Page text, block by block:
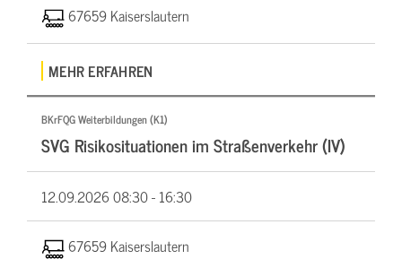
67659 Kaiserslautern
MEHR ERFAHREN
BKrFQG Weiterbildungen (K1)
SVG Risikosituationen im Straßenverkehr (IV)
12.09.202608:30 - 16:30
67659 Kaiserslautern